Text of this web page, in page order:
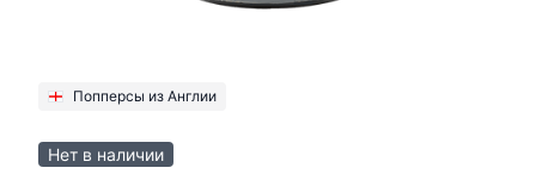
Попперсы из Англии
Нет в наличии